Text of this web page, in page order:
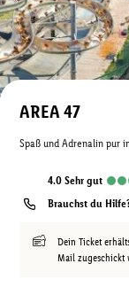
AREA 47
Spaß und Adrenalin pur
4.0 sehr gut
Brauchst du
Dein Ticket
Mail zugeschickt